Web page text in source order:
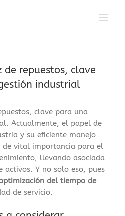
de repuestos, clave
industrial
clave para una
Actualmente, el papel de
y su eficiente manejo
de vital importancia para el
llevando asociada
activos. Y no solo eso, pues
del tiempo de
de servicio.